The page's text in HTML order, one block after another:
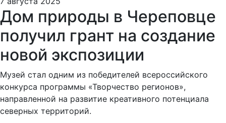
Дом природы в Череповце
получил грант на создание
новой экспозиции
Музей стал одним из победителей всероссийского
конкурса программы «Творчество регионов»,
направленной на развитие креативного потенциала
северных территорий.